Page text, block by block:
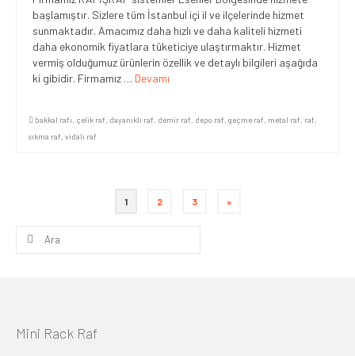
başlamıştır. Sizlere tüm İstanbul içi il ve ilçelerinde hizmet
sunmaktadır. Amacımız daha hızlı ve daha kaliteli hizmeti
daha ekonomik fiyatlara tüketiciye ulaştırmaktır. Hizmet
vermiş olduğumuz ürünlerin özellik ve detaylı bilgileri aşağıda
ki gibidir. Firmamız … Devamı
bakkal rafı, çelik raf, dayanıklı raf, demir raf, depo raf, geçme raf, metal raf, raf,
sıkma raf, vidalı raf
sayfalaması
1 2 3 »
Şunu
Mini Rack Raf